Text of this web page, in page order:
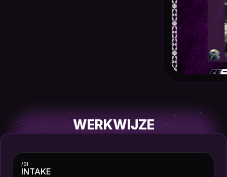
WERKWIJZE
/01
INTAKE